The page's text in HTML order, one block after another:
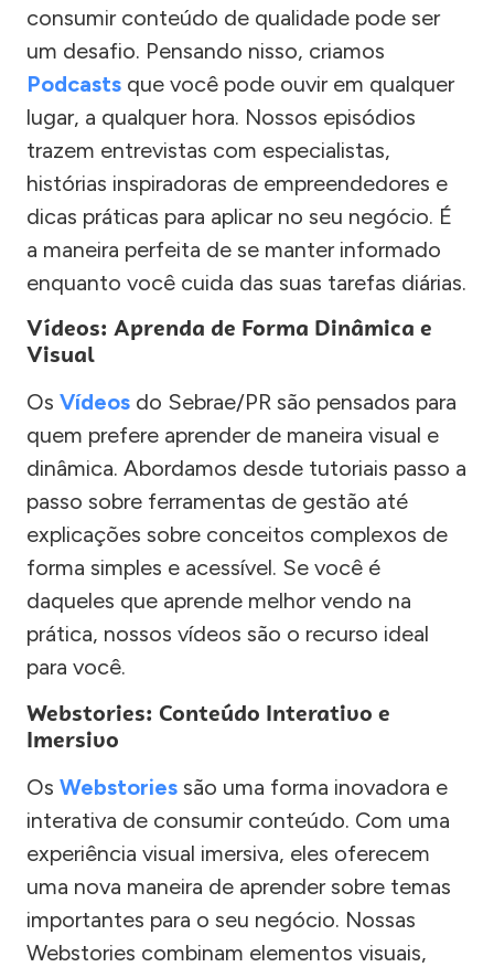
consumir conteúdo de qualidade pode ser
um desafio. Pensando nisso, criamos
Podcasts que você pode ouvir em qualquer
lugar, a qualquer hora. Nossos episódios
trazem entrevistas com especialistas,
histórias inspiradoras de empreendedores e
dicas práticas para aplicar no seu negócio. É
a maneira perfeita de se manter informado
enquanto você cuida das suas tarefas diárias.
Vídeos: Aprenda de Forma Dinâmica e
Visual
Os Vídeos do Sebrae/PR são pensados para
quem prefere aprender de maneira visual e
dinâmica. Abordamos desde tutoriais passo a
passo sobre ferramentas de gestão até
explicações sobre conceitos complexos de
forma simples e acessível. Se você é
daqueles que aprende melhor vendo na
prática, nossos vídeos são o recurso ideal
para você.
Webstories: Conteúdo Interativo e
Imersivo
Os Webstories são uma forma inovadora e
interativa de consumir conteúdo. Com uma
experiência visual imersiva, eles oferecem
uma nova maneira de aprender sobre temas
importantes para o seu negócio. Nossas
Webstories combinam elementos visuais,